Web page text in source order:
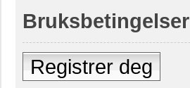
Bruksbetingelser
Registrer deg